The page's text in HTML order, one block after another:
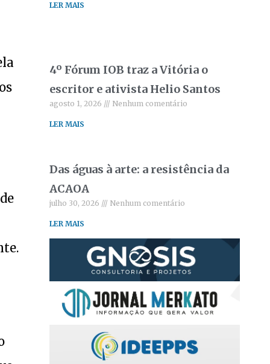
LER MAIS
4º Fórum IOB traz a Vitória o
escritor e ativista Helio Santos
agosto 1, 2026 Nenhum comentário
LER MAIS
Das águas à arte: a resistência da
ACAOA
julho 30, 2026 Nenhum comentário
LER MAIS